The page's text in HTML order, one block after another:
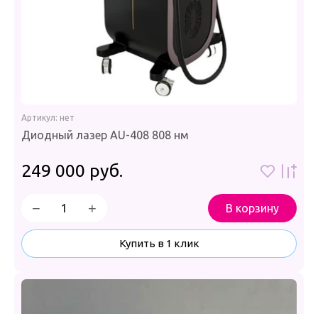
Артикул: нет
Диодный лазер AU-408 808 нм
249 000 руб.
− + В корзину
Купить в 1 клик